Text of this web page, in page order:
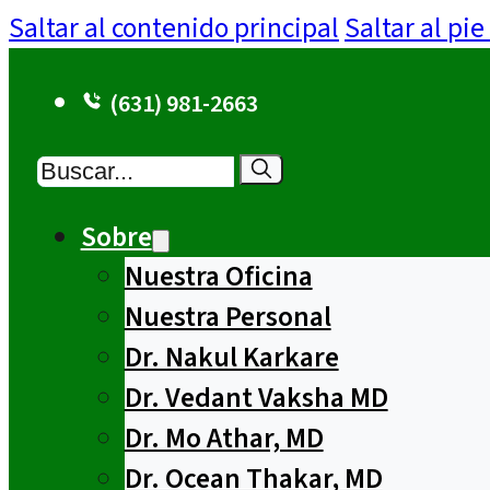
Saltar al contenido principalSaltar al
(631) 981-2663
Buscar
Sobre
Nuestra Oficina
Nuestra Personal
Dr. Nakul Karkare
Dr. Vedant Vaksha MD
Dr. Mo Athar, MD
Dr. Ocean Thakar, MD